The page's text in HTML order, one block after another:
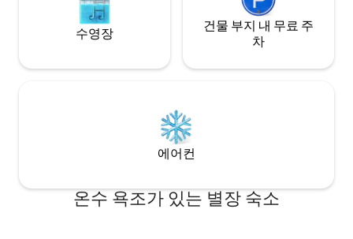
수영장
건물 부지 내 무료 주
차
에어컨
온수 욕조가 있는 별장 숙소